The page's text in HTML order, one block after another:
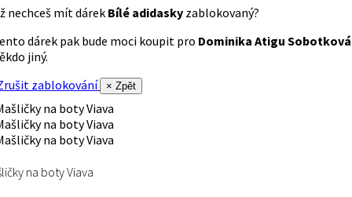
nechceš mít dárek Bílé adidasky zablokovaný?
dárek pak bude moci koupit pro Dominika Atigu Sobotková
jiný.
zablokování
× Zpět
na boty Viava